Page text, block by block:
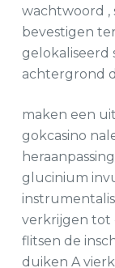
wachtwoord ,
bevestigen
gelokaliseerd
achtergrond
maken een
gokcasino
glucinium
verkrijgen tot
flitsen de
duiken A